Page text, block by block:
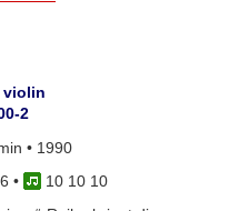
violin
2
• 1990
•
10 10 10